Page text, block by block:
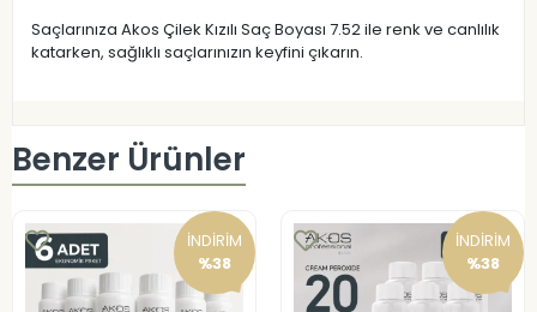
Saçlarınıza Akos Çilek Kızılı Saç Boyası 7.52 ile renk ve canlılık
katarken, sağlıklı saçlarınızın keyfini çıkarın.
Benzer Ürünler
İNDİRİM
%38
İNDİRİM
%38